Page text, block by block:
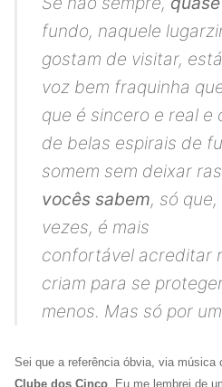
fundo, naquele
gostam de visitar,
voz bem fraquinha
que é sincero e real e
de belas espirais de
somem sem deixar
vocês sabem, só
vezes, é mais
confortável acreditar
criam para se
menos. Mas só por
Sei que a referência óbvia, via música
Clube dos Cinco. Eu me lembrei de